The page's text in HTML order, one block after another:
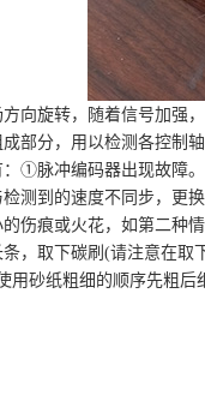
向旋转，随着信号加强
部分，用以检测各控制
①脉冲编码器出现故障
测到的速度不同步，更
伤痕或火花，如第二种
，取下碳刷(请注意在
用砂纸粗细的顺序先粗